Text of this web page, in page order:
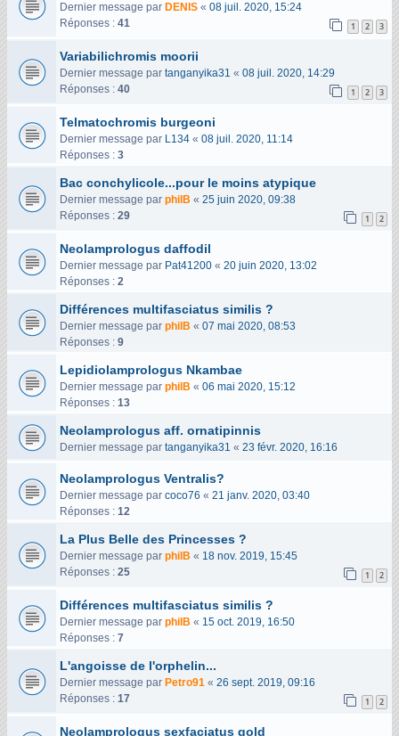
Dernier message par DENIS « 08 juil. 2020, 15:24
Réponses : 41 1 2 3
Variabilichromis moorii
Dernier message par tanganyika31 « 08 juil. 2020, 14:29
Réponses : 40 1 2 3
Telmatochromis burgeoni
Dernier message par L134 « 08 juil. 2020, 11:14
Réponses : 3
Bac conchylicole...pour le moins atypique
Dernier message par philB « 25 juin 2020, 09:38
Réponses : 29 1 2
Neolamprologus daffodil
Dernier message par Pat41200 « 20 juin 2020, 13:02
Réponses : 2
Différences multifasciatus similis ?
Dernier message par philB « 07 mai 2020, 08:53
Réponses : 9
Lepidiolamprologus Nkambae
Dernier message par philB « 06 mai 2020, 15:12
Réponses : 13
Neolamprologus aff. ornatipinnis
Dernier message par tanganyika31 « 23 févr. 2020, 16:16
Neolamprologus Ventralis?
Dernier message par coco76 « 21 janv. 2020, 03:40
Réponses : 12
La Plus Belle des Princesses ?
Dernier message par philB « 18 nov. 2019, 15:45
Réponses : 25 1 2
Différences multifasciatus similis ?
Dernier message par philB « 15 oct. 2019, 16:50
Réponses : 7
L'angoisse de l'orphelin...
Dernier message par Petro91 « 26 sept. 2019, 09:16
Réponses : 17 1 2
Neolamprologus sexfaciatus gold